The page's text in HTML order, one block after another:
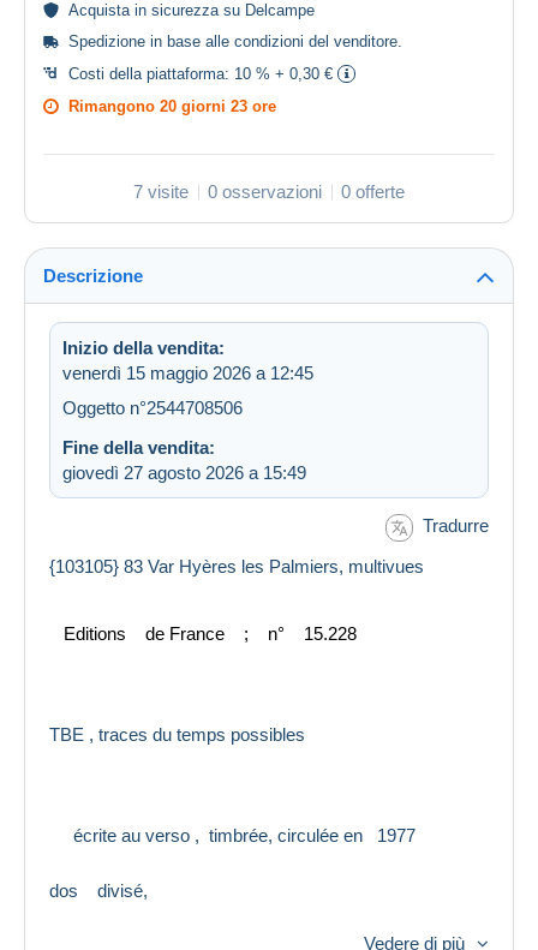
Acquista in sicurezzasu Delcampe
Spedizione in base alle condizioni del venditore.
Costi della piattaforma: 10 % + 0,30 €
Rimangono 20 giorni 23 ore
7 visite 0 osservazioni 0 offerte
Descrizione
Inizio della vendita:
venerdì 15 maggio 2026 a 12:45
Oggetto n°2544708506
Fine della vendita:
giovedì 27 agosto 2026 a 15:49
Tradurre
{103105} 83 Var Hyères les Palmiers, multivues
Editions de France ; n° 15.228
TBE , traces du temps possibles
écrite au verso , timbrée, circulée en 1977
dos divisé,
Vedere di più